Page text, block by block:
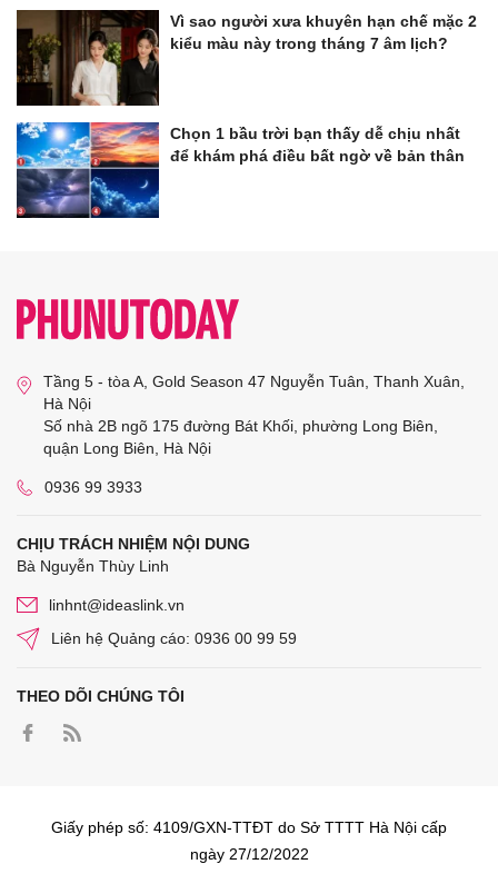
Vì sao người xưa khuyên hạn chế mặc 2
kiểu màu này trong tháng 7 âm lịch?
Chọn 1 bầu trời bạn thấy dễ chịu nhất
để khám phá điều bất ngờ về bản thân
Tầng 5 - tòa A, Gold Season 47 Nguyễn Tuân, Thanh Xuân,
Hà Nội
Số nhà 2B ngõ 175 đường Bát Khối, phường Long Biên,
quận Long Biên, Hà Nội
0936 99 3933
CHỊU TRÁCH NHIỆM NỘI DUNG
Bà Nguyễn Thùy Linh
linhnt@ideaslink.vn
Liên hệ Quảng cáo: 0936 00 99 59
THEO DÕI CHÚNG TÔI
Giấy phép số: 4109/GXN-TTĐT do Sở TTTT Hà Nội cấp
ngày 27/12/2022